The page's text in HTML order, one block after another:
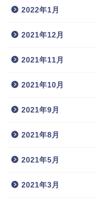
2022年1月
2021年12月
2021年11月
2021年10月
2021年9月
2021年8月
2021年5月
2021年3月